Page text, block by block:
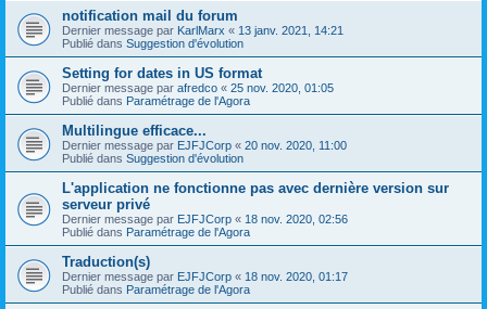
notification mail du forum
Dernier message par KarlMarx « 13 janv. 2021, 14:21
Publié dans Suggestion d'évolution
Setting for dates in US format
Dernier message par afredco « 25 nov. 2020, 01:05
Publié dans Paramétrage de l'Agora
Multilingue efficace...
Dernier message par EJFJCorp « 20 nov. 2020, 11:00
Publié dans Suggestion d'évolution
L'application ne fonctionne pas avec dernière version sur
serveur privé
Dernier message par EJFJCorp « 18 nov. 2020, 02:56
Publié dans Paramétrage de l'Agora
Traduction(s)
Dernier message par EJFJCorp « 18 nov. 2020, 01:17
Publié dans Paramétrage de l'Agora